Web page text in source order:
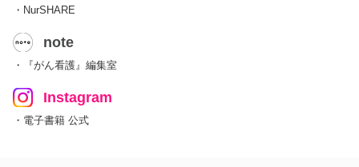
・NurSHARE
note
・『がん看護』編集室
Instagram
・電子書籍 公式